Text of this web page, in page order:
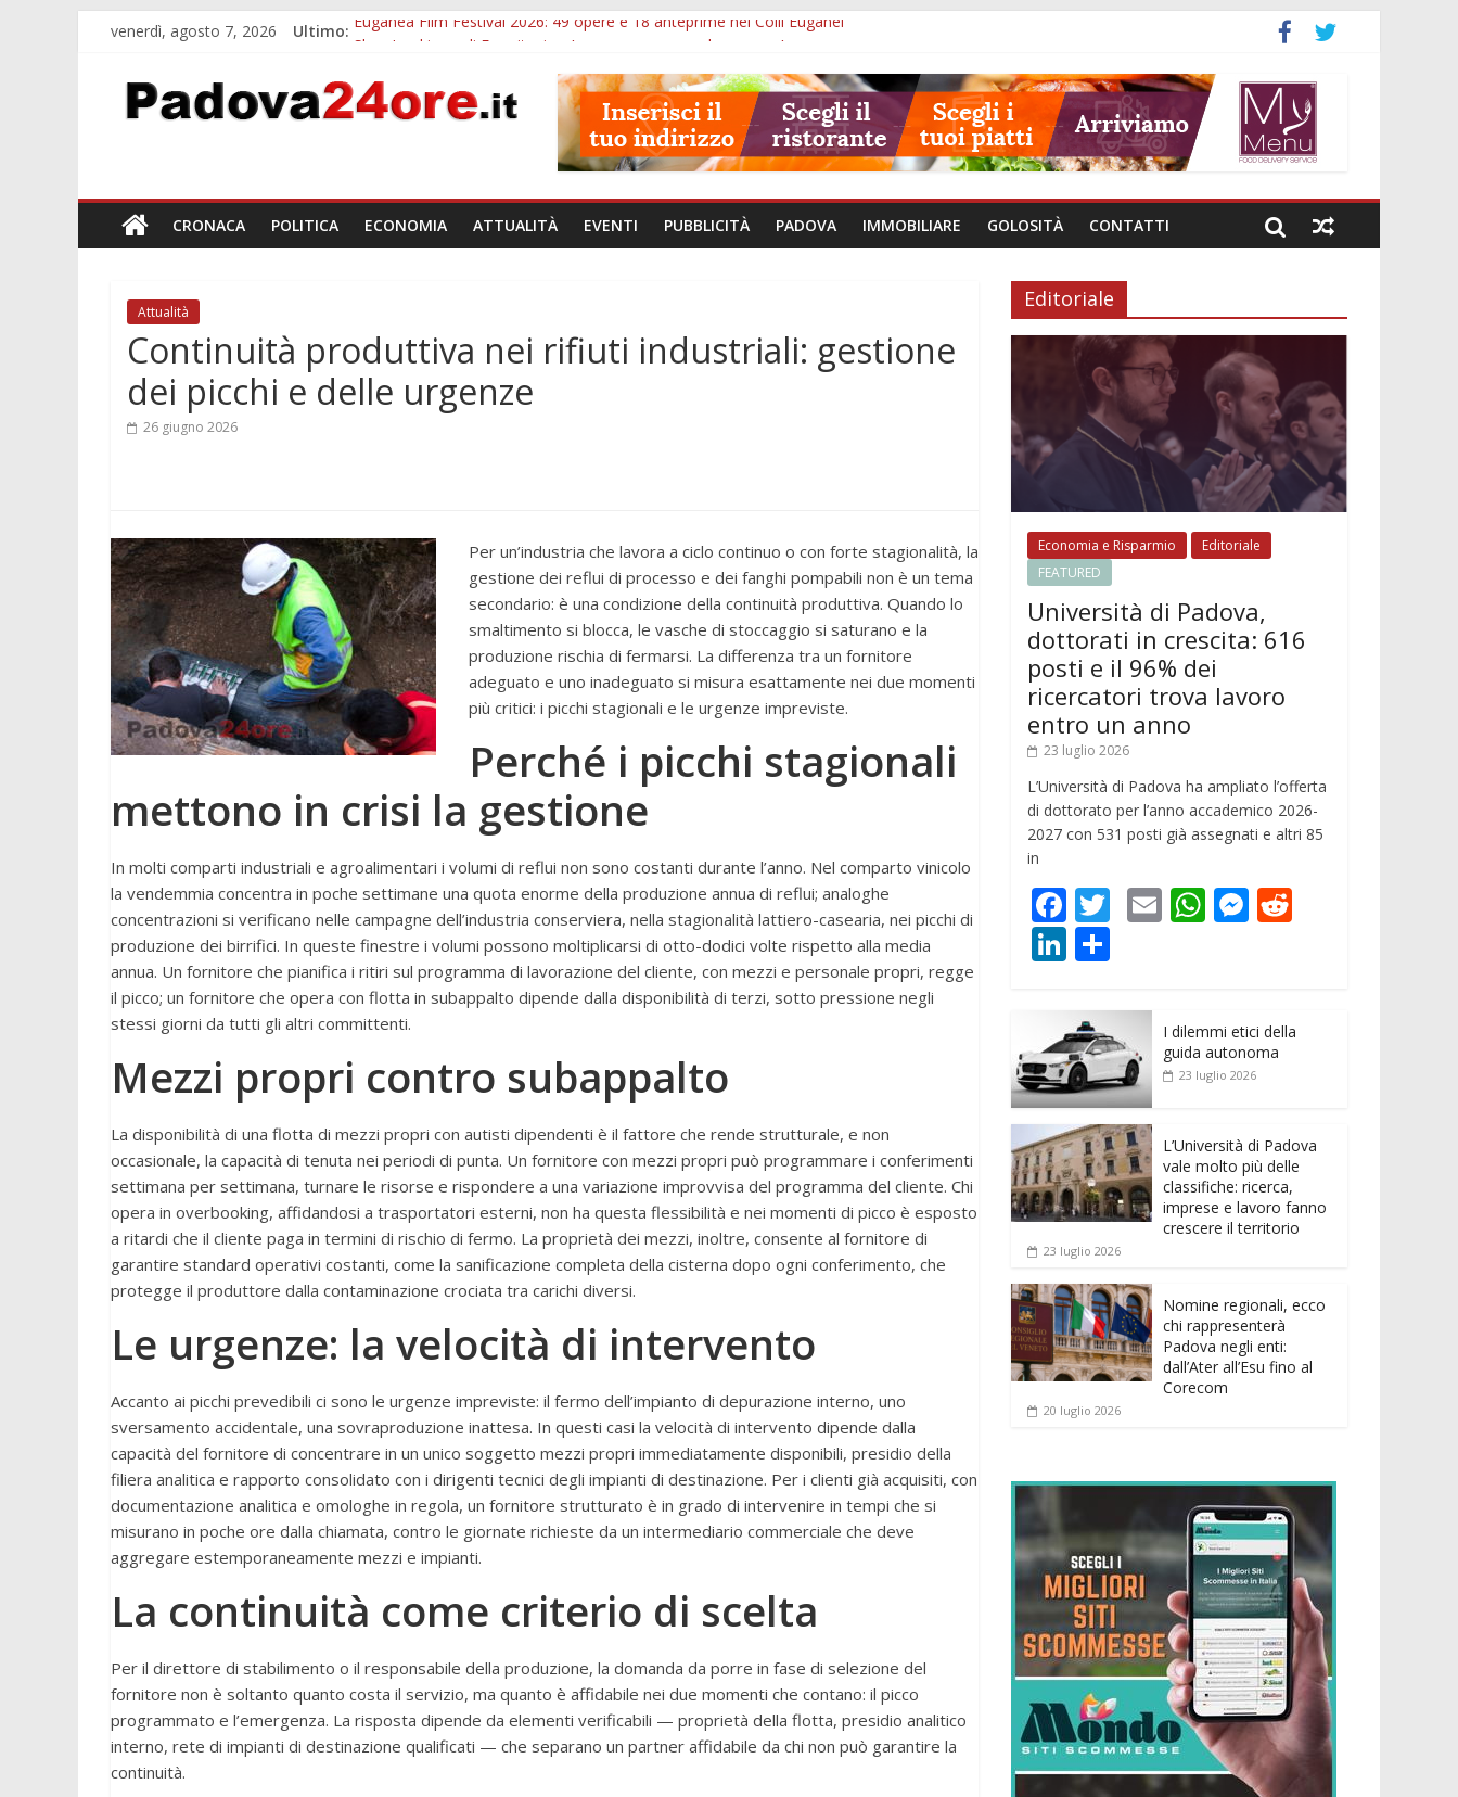
venerdì, agosto 7, 2026 Ultimo: Euganea Film Festival 2026: 49 opere e 18 anteprime nei Colli Euganei
Notizie di Padova alle ore 21: lavoratore morto, credito sul gasolio e IA nei Comuni
Orto Botanico Padova: visite ed escursioni fino a settembre
Concorso Università di Padova: 5 funzionari, domande entro il 7 agosto
CRONACA POLITICA ECONOMIA ATTUALITÀ EVENTI PUBBLICITÀ PADOVA IMMOBILIARE GOLOSITÀ CONTATTI
Attualità
Continuità produttiva nei rifiuti industriali: gestione
dei picchi e delle urgenze
26 giugno 2026
Per un’industria che lavora a ciclo continuo o con forte stagionalità, la
gestione dei reflui di processo e dei fanghi pompabili non è un tema
secondario: è una condizione della continuità produttiva. Quando lo
smaltimento si blocca, le vasche di stoccaggio si saturano e la
produzione rischia di fermarsi. La differenza tra un fornitore
adeguato e uno inadeguato si misura esattamente nei due momenti
più critici: i picchi stagionali e le urgenze impreviste.
Perché i picchi stagionali
mettono in crisi la gestione
In molti comparti industriali e agroalimentari i volumi di reflui non sono costanti durante l’anno. Nel comparto vinicolo
la vendemmia concentra in poche settimane una quota enorme della produzione annua di reflui; analoghe
concentrazioni si verificano nelle campagne dell’industria conserviera, nella stagionalità lattiero-casearia, nei picchi di
produzione dei birrifici. In queste finestre i volumi possono moltiplicarsi di otto-dodici volte rispetto alla media
annua. Un fornitore che pianifica i ritiri sul programma di lavorazione del cliente, con mezzi e personale propri, regge
il picco; un fornitore che opera con flotta in subappalto dipende dalla disponibilità di terzi, sotto pressione negli
stessi giorni da tutti gli altri committenti.
Mezzi propri contro subappalto
La disponibilità di una flotta di mezzi propri con autisti dipendenti è il fattore che rende strutturale, e non
occasionale, la capacità di tenuta nei periodi di punta. Un fornitore con mezzi propri può programmare i conferimenti
settimana per settimana, turnare le risorse e rispondere a una variazione improvvisa del programma del cliente. Chi
opera in overbooking, affidandosi a trasportatori esterni, non ha questa flessibilità e nei momenti di picco è esposto
a ritardi che il cliente paga in termini di rischio di fermo. La proprietà dei mezzi, inoltre, consente al fornitore di
garantire standard operativi costanti, come la sanificazione completa della cisterna dopo ogni conferimento, che
protegge il produttore dalla contaminazione crociata tra carichi diversi.
Le urgenze: la velocità di intervento
Accanto ai picchi prevedibili ci sono le urgenze impreviste: il fermo dell’impianto di depurazione interno, uno
sversamento accidentale, una sovraproduzione inattesa. In questi casi la velocità di intervento dipende dalla
capacità del fornitore di concentrare in un unico soggetto mezzi propri immediatamente disponibili, presidio della
filiera analitica e rapporto consolidato con i dirigenti tecnici degli impianti di destinazione. Per i clienti già acquisiti, con
documentazione analitica e omologhe in regola, un fornitore strutturato è in grado di intervenire in tempi che si
misurano in poche ore dalla chiamata, contro le giornate richieste da un intermediario commerciale che deve
aggregare estemporaneamente mezzi e impianti.
La continuità come criterio di scelta
Per il direttore di stabilimento o il responsabile della produzione, la domanda da porre in fase di selezione del
fornitore non è soltanto quanto costa il servizio, ma quanto è affidabile nei due momenti che contano: il picco
programmato e l’emergenza. La risposta dipende da elementi verificabili — proprietà della flotta, presidio analitico
interno, rete di impianti di destinazione qualificati — che separano un partner affidabile da chi non può garantire la
continuità.
Editoriale
Economia e Risparmio
Editoriale
FEATURED
Università di Padova,
dottorati in crescita: 616
posti e il 96% dei
ricercatori trova lavoro
entro un anno
23 luglio 2026
L’Università di Padova ha ampliato l’offerta
di dottorato per l’anno accademico 2026-
2027 con 531 posti già assegnati e altri 85
in
F
ac
e
b
o
o
k
T
er
E W
A
p
M
n
g
t
Li
k
e
dI
n
n
di
vi
di
I dilemmi etici della
guida autonoma
23 luglio 2026
L’Università di Padova
vale molto più delle
classifiche: ricerca,
imprese e lavoro fanno
crescere il territorio
23 luglio 2026
Nomine regionali, ecco
chi rappresenterà
Padova negli enti:
dall’Ater all’Esu fino al
Corecom
20 luglio 2026